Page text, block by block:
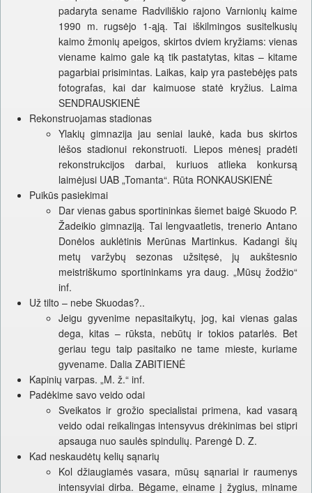
padaryta sename Radviliškio rajono Varnionių kaime
1990 m. rugsėjo 1-ąją. Tai iškilmingos susitelkusių
kaimo žmonių apeigos, skirtos dviem kryžiams: vienas
viename kaimo gale ką tik pastatytas, kitas – kitame
pagarbiai prisimintas. Laikas, kaip yra pastebėjęs pats
fotografas, kai dar kaimuose statė kryžius. Laima
SENDRAUSKIENĖ
Rekonstruojamas stadionas
Ylakių gimnazija jau seniai laukė, kada bus skirtos
lėšos stadionui rekonstruoti. Liepos mėnesį pradėti
rekonstrukcijos darbai, kuriuos atlieka konkursą
laimėjusi UAB „Tomanta“. Rūta RONKAUSKIENĖ
Puikūs pasiekimai
Dar vienas gabus sportininkas šiemet baigė Skuodo P.
Žadeikio gimnaziją. Tai lengvaatletis, trenerio Antano
Donėlos auklėtinis Merūnas Martinkus. Kadangi šių
metų varžybų sezonas užsitęsė, jų aukštesnio
meistriškumo sportininkams yra daug. „Mūsų žodžio“
inf.
Už tilto – nebe Skuodas?..
Jeigu gyvenime nepasitaikytų, jog, kai vienas galas
dega, kitas – rūksta, nebūtų ir tokios patarlės. Bet
geriau tegu taip pasitaiko ne tame mieste, kuriame
gyvename. Dalia ZABITIENĖ
Kapinių varpas. „M. ž.“ inf.
Padėkime savo veido odai
Sveikatos ir grožio specialistai primena, kad vasarą
veido odai reikalingas intensyvus drėkinimas bei stipri
apsauga nuo saulės spindulių. Parengė D. Z.
Kad neskaudėtų kelių sąnarių
Kol džiaugiamės vasara, mūsų sąnariai ir raumenys
intensyviai dirba. Bėgame, einame į žygius, miname